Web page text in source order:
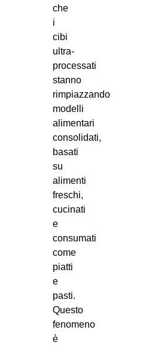
che
i
cibi
ultra-
processati
stanno
rimpiazzando
modelli
alimentari
consolidati,
basati
su
alimenti
freschi,
cucinati
e
consumati
come
piatti
e
pasti.
Questo
fenomeno
è